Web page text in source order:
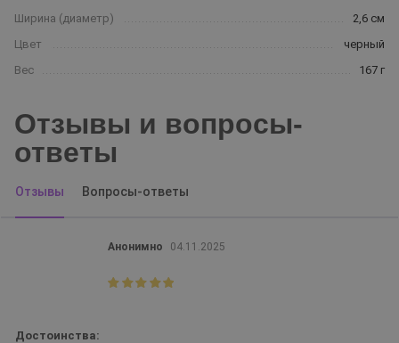
Ширина (диаметр)
2,6 см
Цвет
черный
Вес
167 г
Отзывы и вопросы-
ответы
Отзывы Вопросы-ответы
Анонимно 04.11.2025
Достоинства: